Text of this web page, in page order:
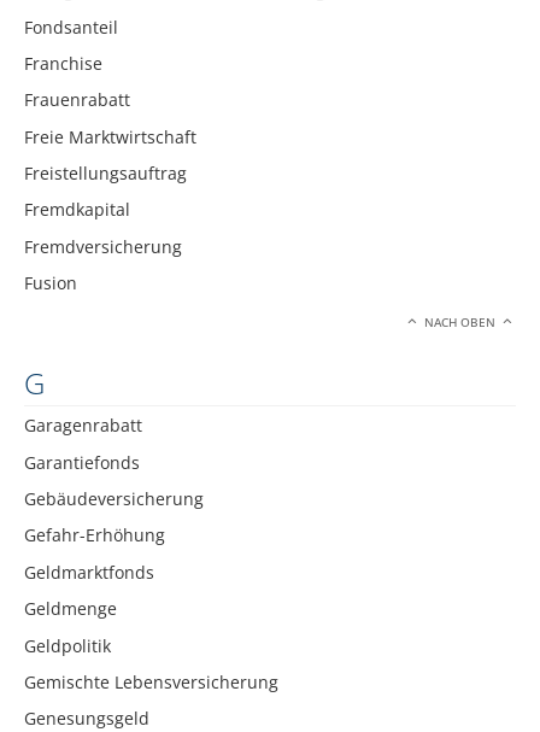
Fondsanteil
Franchise
Frauenrabatt
Freie Marktwirtschaft
Freistellungsauftrag
Fremdkapital
Fremdversicherung
Fusion
NACH OBEN
G
Garagenrabatt
Garantiefonds
Gebäudeversicherung
Gefahr-Erhöhung
Geldmarktfonds
Geldmenge
Geldpolitik
Gemischte Lebensversicherung
Genesungsgeld